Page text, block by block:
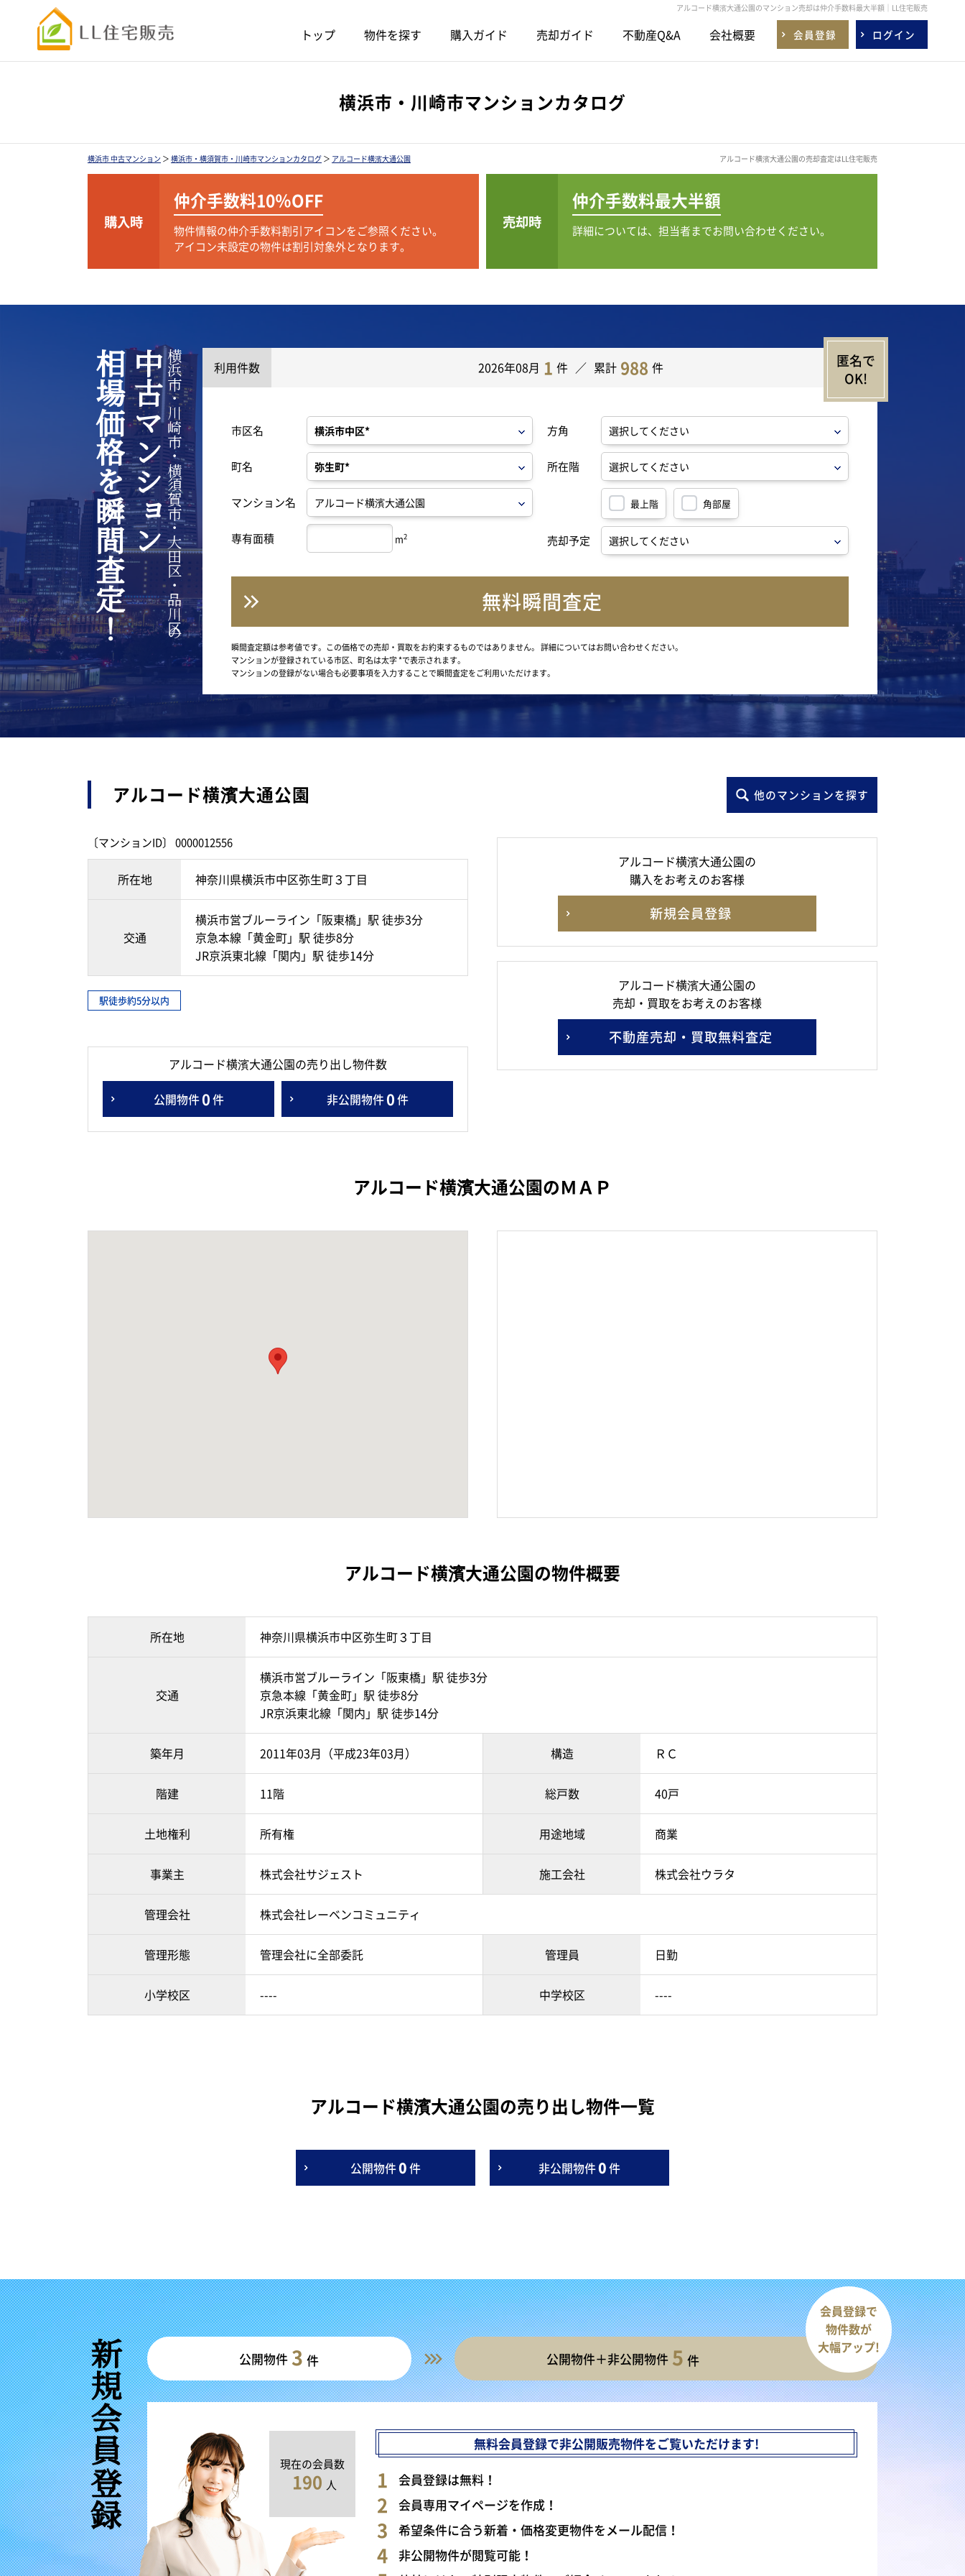
アルコード横濱大通公園のマンション売却は仲介手数料最大半額｜LL住宅販売
トップ 物件を探す 購入ガイド 売却ガイド 不動産Q&A 会社概要 会員登録 ログイン
横浜市・川崎市マンションカタログ
横浜市 中古マンション ＞ 横浜市・横須賀市・川崎市マンションカタログ ＞ アルコード横濱大通公園 アルコード横濱大通公園の売却査定はLL住宅販売
購入時
仲介手数料10％OFF
物件情報の仲介手数料割引アイコンをご参照ください。
アイコン未設定の物件は割引対象外となります。
売却時
仲介手数料最大半額
詳細については、担当者までお問い合わせください。
横浜市・川崎市・横須賀市・大田区・品川区の
中古マンション
相場価格を瞬間査定！ 利用件数 2026年08月 1 件 累計 988 件
市区名
町名
マンション名
専有面積 m2
方角
所在階
最上階 角部屋
売却予定
無料瞬間査定
瞬間査定額は参考値です。この価格での売却・買取をお約束するものではありません。 詳細についてはお問い合わせください。
マンションが登録されている市区、町名は太字 *で表示されます。
マンションの登録がない場合も必要事項を入力することで瞬間査定をご利用いただけます。
アルコード横濱大通公園 他のマンションを探す
〔マンションID〕 0000012556
所在地 神奈川県横浜市中区弥生町３丁目
交通
横浜市営ブルーライン「阪東橋」駅 徒歩3分
京急本線「黄金町」駅 徒歩8分
JR京浜東北線「関内」駅 徒歩14分
駅徒歩約5分以内
アルコード横濱大通公園の売り出し物件数
公開物件0件 非公開物件0件
アルコード横濱大通公園の
購入をお考えのお客様
新規会員登録
アルコード横濱大通公園の
売却・買取をお考えのお客様
不動産売却・買取無料査定
アルコード横濱大通公園のＭＡＰ
アルコード横濱大通公園の物件概要
所在地 神奈川県横浜市中区弥生町３丁目
交通
横浜市営ブルーライン「阪東橋」駅 徒歩3分
京急本線「黄金町」駅 徒歩8分
JR京浜東北線「関内」駅 徒歩14分
築年月 2011年03月（平成23年03月） 構造 ＲＣ
階建 11階 総戸数 40戸
土地権利 所有権 用途地域 商業
事業主 株式会社サジェスト 施工会社 株式会社ウラタ
管理会社 株式会社レーベンコミュニティ
管理形態 管理会社に全部委託 管理員 日勤
小学校区 ---- 中学校区 ----
アルコード横濱大通公園の売り出し物件一覧
公開物件0件 非公開物件0件
新規会員登録 公開物件 3 件 公開物件＋非公開物件 5 件
会員登録で
物件数が
大幅アップ!
現在の会員数
190 人
無料会員登録で非公開販売物件をご覧いただけます!
会員登録は無料！
会員専用マイページを作成！
希望条件に合う新着・価格変更物件をメール配信！
非公開物件が閲覧可能！